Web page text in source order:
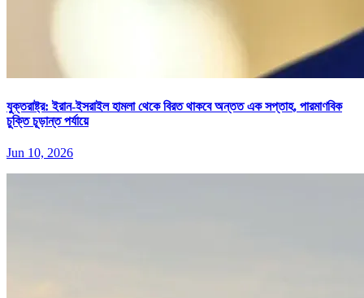
যুক্তরাষ্ট্র: ইরান-ইসরাইল হামলা থেকে বিরত থাকবে অন্তত এক সপ্তাহ, পারমাণবিক
চুক্তি চূড়ান্ত পর্যায়ে
Jun 10, 2026